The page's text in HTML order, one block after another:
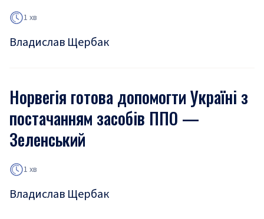
1 хв
Владислав Щербак
Норвегія готова допомогти Україні з
постачанням засобів ППО —
Зеленський
1 хв
Владислав Щербак